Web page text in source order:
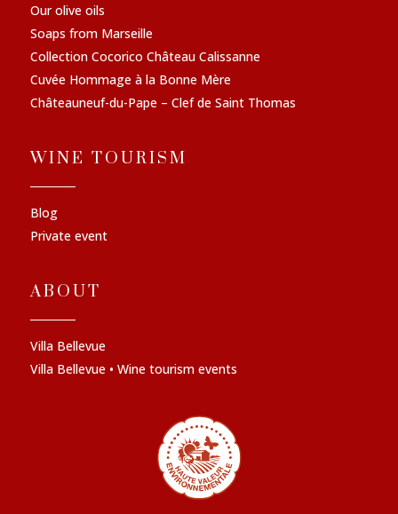
Our olive oils
Soaps from Marseille
Collection Cocorico Château Calissanne
Cuvée Hommage à la Bonne Mère
Châteauneuf-du-Pape – Clef de Saint Thomas
WINE TOURISM
Blog
Private event
ABOUT
Villa Bellevue
Villa Bellevue • Wine tourism events